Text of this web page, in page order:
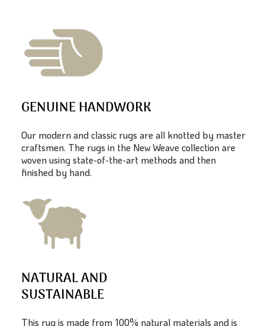
GENUINE HANDWORK
Our modern and classic rugs are all knotted by master
craftsmen. The rugs in the New Weave collection are
woven using state-of-the-art methods and then
finished by hand.
NATURAL AND
SUSTAINABLE
This rug is made from 100% natural materials and is